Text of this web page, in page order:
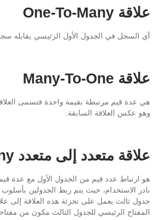
علاقة One-To-Many
أي السجل في الجدول الأول الرئيسي يقابله
علاقة Many-To-One
هي عدة قيم مرتبطة بقيمة واحدة فتسمى
وهو عكس العلاقة السابقة.
علاقة متعدد إلى متعدد Many-To- Many
هو ارتباط عدد قيم من الجدول الأول مع عدة
نادر الاستخدام، حيث يتم ربط الجدولين
المفتاح الرئيسي للجدول الثالث مكون من